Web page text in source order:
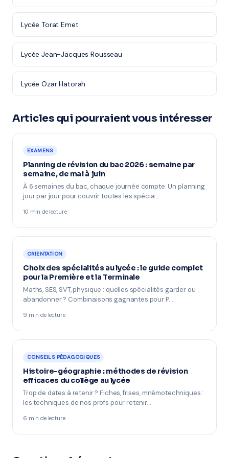
Lycée Torat Emet
Lycée Jean-Jacques Rousseau
Lycée Ozar Hatorah
Articles qui pourraient vous intéresser
EXAMENS
Planning de révision du bac 2026 : semaine par
semaine, de mai à juin
À 6 semaines du bac, chaque journée compte. Un planning
jour par jour pour couvrir toutes les spécia…
10 min de lecture
ORIENTATION
Choix des spécialités au lycée : le guide complet
pour la Première et la Terminale
Maths, SES, SVT, physique : quelles spécialités garder ou
abandonner ? Combinaisons gagnantes pour P…
9 min de lecture
CONSEILS PÉDAGOGIQUES
Histoire-géographie : méthodes de révision
efficaces du collège au lycée
Trop de dates à retenir ? Fiches, frises, mnémotechniques :
les techniques de nos profs pour retenir…
6 min de lecture